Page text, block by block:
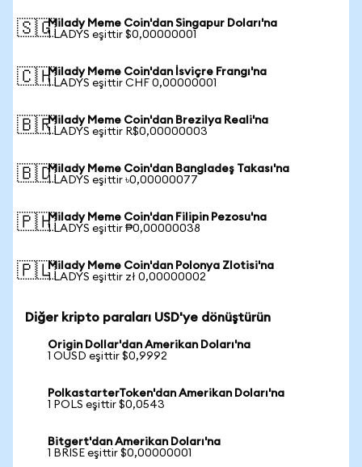
🇸🇬Milady Meme Coin'dan Singapur Doları'na
1 LADYS eşittir $0,00000001
🇨🇭Milady Meme Coin'dan İsviçre Frangı'na
1 LADYS eşittir CHF 0,00000001
🇧🇷Milady Meme Coin'dan Brezilya Reali'na
1 LADYS eşittir R$0,00000003
🇧🇩Milady Meme Coin'dan Bangladeş Takası'na
1 LADYS eşittir ৳0,00000077
🇵🇭Milady Meme Coin'dan Filipin Pezosu'na
1 LADYS eşittir ₱0,00000038
🇵🇱Milady Meme Coin'dan Polonya Zlotisi'na
1 LADYS eşittir zł 0,00000002
Diğer kripto paraları USD'ye dönüştürün
Origin Dollar'dan Amerikan Doları'na
1 OUSD eşittir $0,9992
PolkastarterToken'dan Amerikan Doları'na
1 POLS eşittir $0,0543
Bitgert'dan Amerikan Doları'na
1 BRISE eşittir $0,00000001